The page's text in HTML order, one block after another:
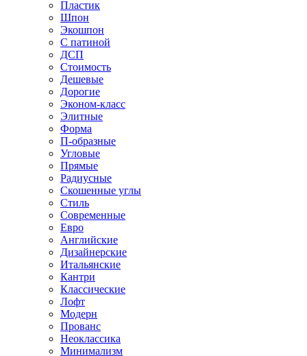
Пластик
Шпон
Экошпон
С патиной
ДСП
Стоимость
Дешевые
Дорогие
Эконом-класс
Элитные
Форма
П-образные
Угловые
Прямые
Радиусные
Скошенные углы
Стиль
Современные
Евро
Английские
Дизайнерские
Итальянские
Кантри
Классические
Лофт
Модерн
Прованс
Неоклассика
Минимализм